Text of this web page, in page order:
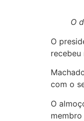
O
O
com o
O